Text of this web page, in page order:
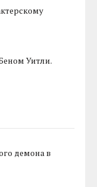
Уитли.
демона в